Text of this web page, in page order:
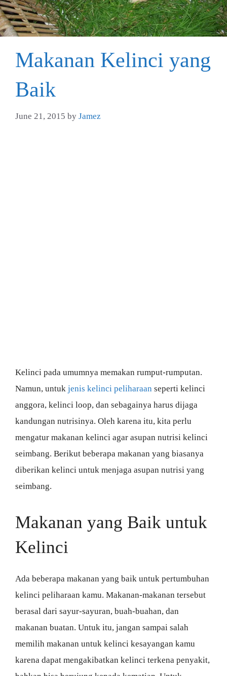
Makanan Kelinci yang
Baik
June 21, 2015 by Jamez
Kelinci pada umumnya memakan rumput-rumputan.
Namun, untuk jenis kelinci peliharaan seperti kelinci
anggora, kelinci loop, dan sebagainya harus dijaga
kandungan nutrisinya. Oleh karena itu, kita perlu
mengatur makanan kelinci agar asupan nutrisi kelinci
seimbang. Berikut beberapa makanan yang biasanya
diberikan kelinci untuk menjaga asupan nutrisi yang
seimbang.
Makanan yang Baik untuk
Kelinci
Ada beberapa makanan yang baik untuk pertumbuhan
kelinci peliharaan kamu. Makanan-makanan tersebut
berasal dari sayur-sayuran, buah-buahan, dan
makanan buatan. Untuk itu, jangan sampai salah
memilih makanan untuk kelinci kesayangan kamu
karena dapat mengakibatkan kelinci terkena penyakit,